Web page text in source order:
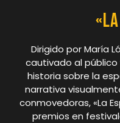
Dirigido por María
cautivado al
historia sobre la
narrativa
conmovedoras, «La
premios en